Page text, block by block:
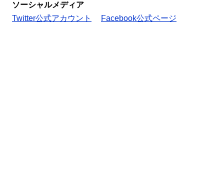
ソーシャルメディア
Twitter公式アカウント
Facebook公式ページ